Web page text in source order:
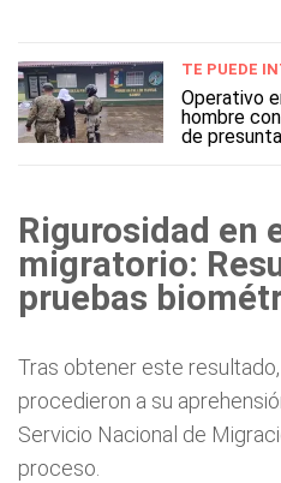
TE PUEDE
Operativo
hombre
de
Rigurosidad en
migratorio:
pruebas
Tras obtener este
procedieron a su
Servicio Nacional de
proceso.